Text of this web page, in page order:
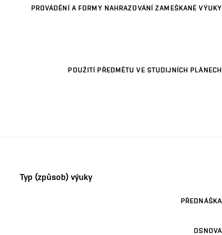
PROVÁDĚNÍ A FORMY NAHRAZOVÁNÍ ZAMEŠKANÉ VÝUKY
POUŽITÍ PŘEDMĚTU VE STUDIJNÍCH PLÁNECH
Typ (způsob) výuky
PŘEDNÁŠKA
OSNOVA